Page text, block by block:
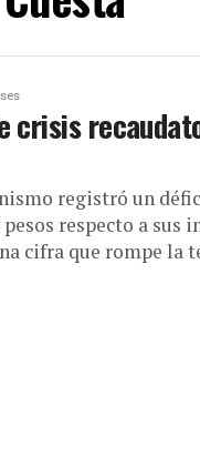
crisis
registró un
respecto a sus
cifra que rompe la